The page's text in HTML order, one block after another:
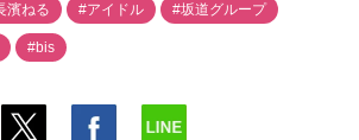
濱ねる #アイドル #坂道グループ
#bis